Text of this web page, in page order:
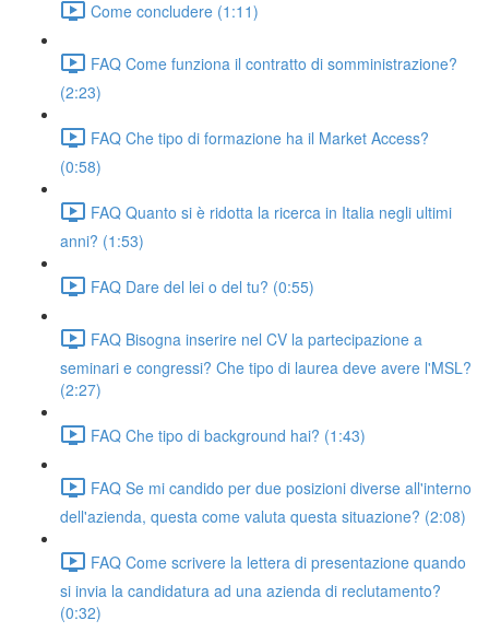
Come concludere (1:11)
FAQ Come funziona il contratto di somministrazione?
(2:23)
FAQ Che tipo di formazione ha il Market Access?
(0:58)
FAQ Quanto si è ridotta la ricerca in Italia negli ultimi
anni? (1:53)
FAQ Dare del lei o del tu? (0:55)
FAQ Bisogna inserire nel CV la partecipazione a
seminari e congressi? Che tipo di laurea deve avere l'MSL?
(2:27)
FAQ Che tipo di background hai? (1:43)
FAQ Se mi candido per due posizioni diverse all'interno
dell'azienda, questa come valuta questa situazione? (2:08)
FAQ Come scrivere la lettera di presentazione quando
si invia la candidatura ad una azienda di reclutamento?
(0:32)